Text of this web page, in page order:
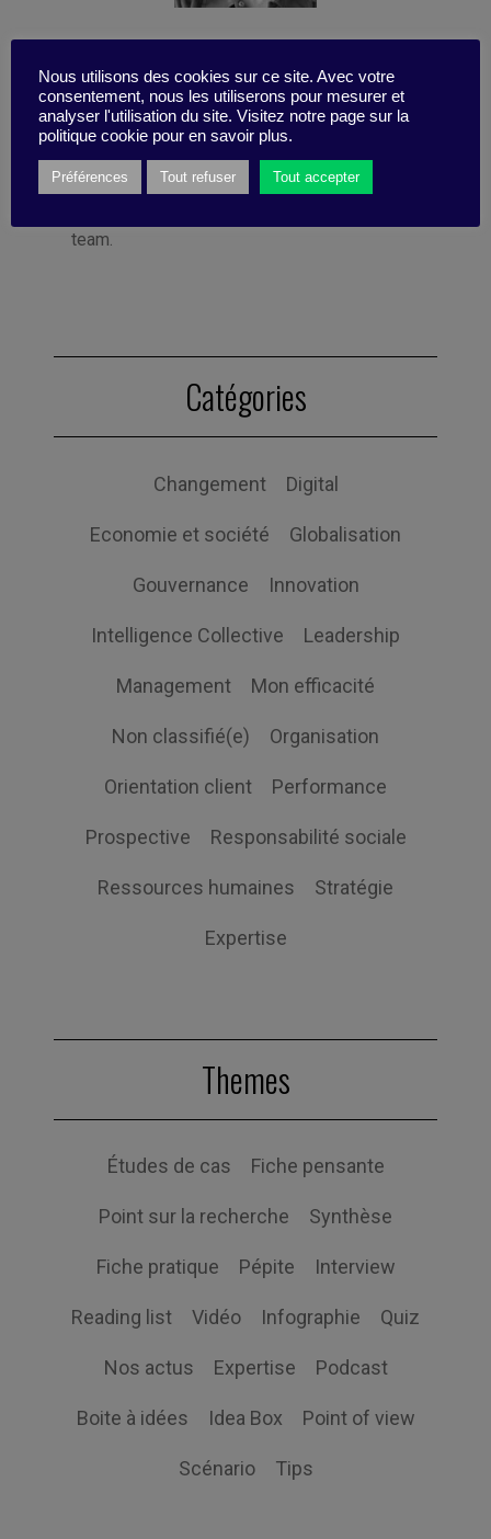
She spent 12 years in industry, working for
Bolloré Technologies, among others. She co-
founded Business Digest in 1992 and has
been running the company since 1998. And
she took the Internet plunge in 1996, even
team.
Catégories
Changement Digital
Economie et société Globalisation
Gouvernance Innovation
Intelligence Collective Leadership
Management Mon efficacité
Non classifié(e) Organisation
Orientation client Performance
Prospective Responsabilité sociale
Ressources humaines Stratégie
Expertise
Themes
Études de cas Fiche pensante
Point sur la recherche Synthèse
Fiche pratique Pépite Interview
Reading list Vidéo Infographie Quiz
Nos actus Expertise Podcast
Boite à idées Idea Box Point of view
Scénario Tips
Nous utilisons des cookies sur ce site. Avec votre
consentement, nous les utiliserons pour mesurer et
analyser l'utilisation du site. Visitez notre page sur la
politique cookie pour en savoir plus.
Préférences Tout refuser Tout accepter